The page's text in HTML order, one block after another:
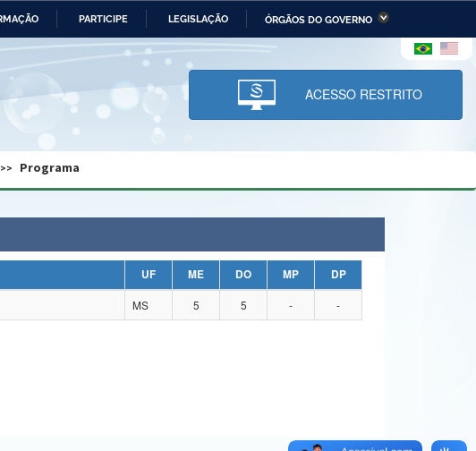
PARTICIPE LEGISLAÇÃO ÓRGÃOS DO GOVERNO
Ministério da Economia Ministério da Infraestrutura
Ministério da Ciência,
Tecnologia, Inovações e
Comunicações
e dos Direitos Humanos
Planalto
ACESSO RESTRITO
Programa
UF ME DO MP
DP
MS 5 5 - -